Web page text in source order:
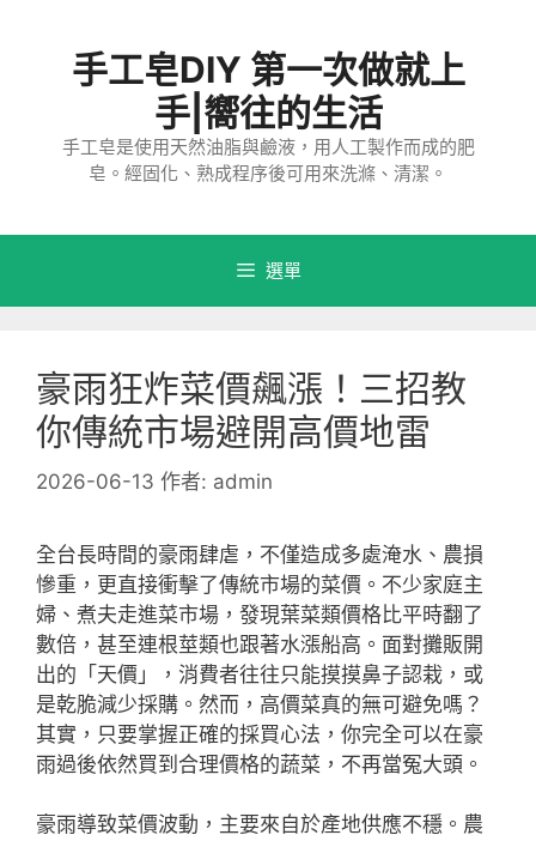
手工皂DIY 第一次做就上
手|嚮往的生活
手工皂是使用天然油脂與鹼液，用人工製作而成的肥
皂。經固化、熟成程序後可用來洗滌、清潔。
選單
豪雨狂炸菜價飆漲！三招教
你傳統市場避開高價地雷
2026-06-13 作者: admin
全台長時間的豪雨肆虐，不僅造成多處淹水、農損
慘重，更直接衝擊了傳統市場的菜價。不少家庭主
婦、煮夫走進菜市場，發現葉菜類價格比平時翻了
數倍，甚至連根莖類也跟著水漲船高。面對攤販開
出的「天價」，消費者往往只能摸摸鼻子認栽，或
是乾脆減少採購。然而，高價菜真的無可避免嗎？
其實，只要掌握正確的採買心法，你完全可以在豪
雨過後依然買到合理價格的蔬菜，不再當冤大頭。
豪雨導致菜價波動，主要來自於產地供應不穩。農